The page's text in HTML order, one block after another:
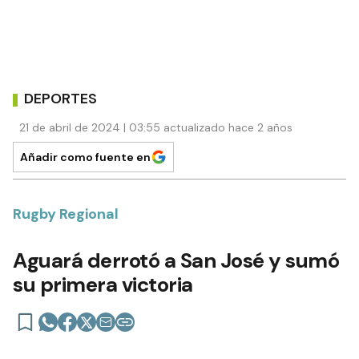
DEPORTES
21 de abril de 2024 | 03:55 actualizado hace 2 años
Añadir como fuente en
Rugby Regional
Aguará derrotó a San José y sumó
su primera victoria